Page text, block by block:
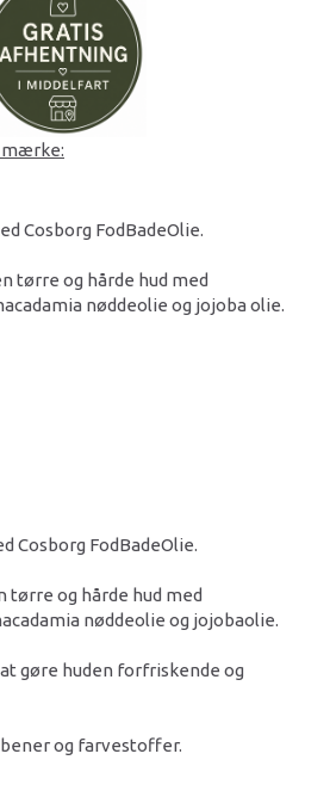
mærke:
Cosborg FodBadeOlie.
tørre og hårde hud med
nøddeolie og jojoba olie.
Cosborg FodBadeOlie.
tørre og hårde hud med
nøddeolie og jojobaolie.
gøre huden forfriskende og
og farvestoffer.